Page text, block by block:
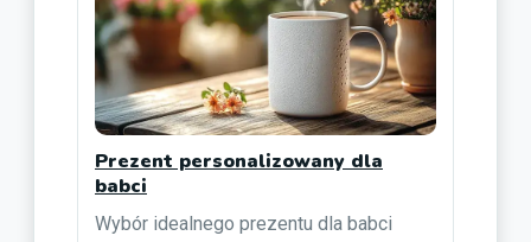
Prezent personalizowany dla
babci
Wybór idealnego prezentu dla babci